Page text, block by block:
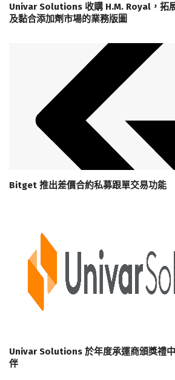
Univar Solutions 收購 H.M. Royal，拓
及黏合添加劑市場的業務版圖
Bitget 推出差價合約私募跟單交易功能
Univar Solutions 於年度承運商頒獎禮
伴